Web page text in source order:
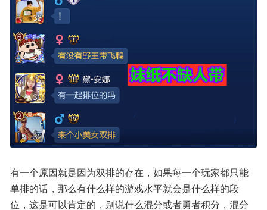
有一个原因就是因为双排的存在，如果每一个玩家都只能
单排的话，那么有什么样的游戏水平就会是什么样的段
位，这是可以肯定的，别说什么混分或者勇者积分，混分